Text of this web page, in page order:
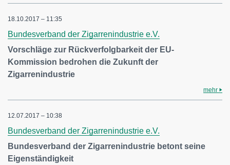
18.10.2017 – 11:35
Bundesverband der Zigarrenindustrie e.V.
Vorschläge zur Rückverfolgbarkeit der EU-
Kommission bedrohen die Zukunft der
Zigarrenindustrie
mehr
12.07.2017 – 10:38
Bundesverband der Zigarrenindustrie e.V.
Bundesverband der Zigarrenindustrie betont seine
Eigenständigkeit